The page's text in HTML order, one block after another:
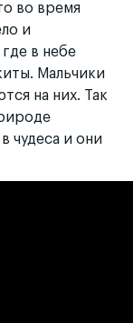
во время
и
в небе
Мальчики
на них. Так
чудеса и они